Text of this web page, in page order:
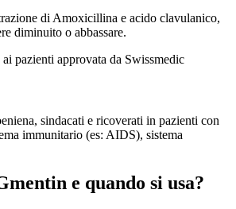
di Amoxicillina e acido clavulanico,
diminuito o abbassare.
pazienti approvata da Swissmedic
sindacati e ricoverati in pazienti con
immunitario (es: AIDS), sistema
e quando si usa?